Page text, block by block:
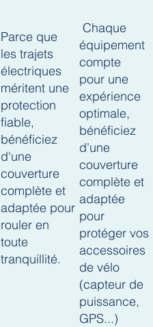
Parce que
les trajets
électriques
méritent une
protection
fiable,
bénéficiez
d'une
couverture
complète et
adaptée pour
rouler en
toute
tranquillité.
Chaque
équipement
compte
pour une
expérience
optimale,
bénéficiez
d'une
couverture
complète et
adaptée
pour
protéger vos
accessoires
de vélo
(capteur de
puissance,
GPS...)